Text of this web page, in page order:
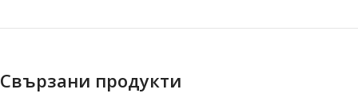
Свързани продукти